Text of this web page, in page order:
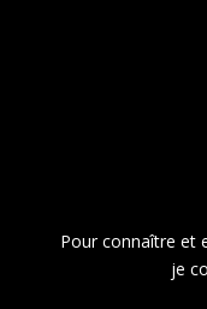
Pour connaître et
je